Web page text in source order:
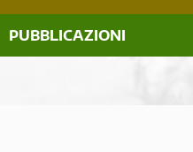
PUBBLICAZIONI